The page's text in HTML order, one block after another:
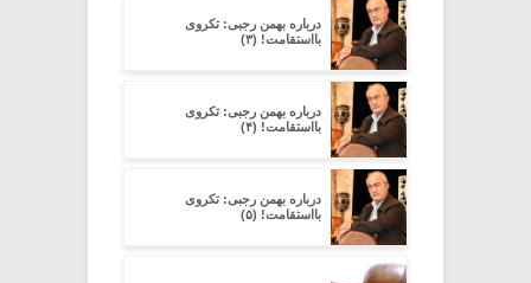
درباره بهمن رجبی: تکروی
بااستقامت! (۳)
درباره بهمن رجبی: تکروی
بااستقامت! (۴)
درباره بهمن رجبی: تکروی
بااستقامت! (۵)